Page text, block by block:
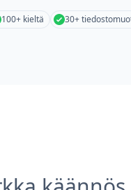
100+ kieltä 30+